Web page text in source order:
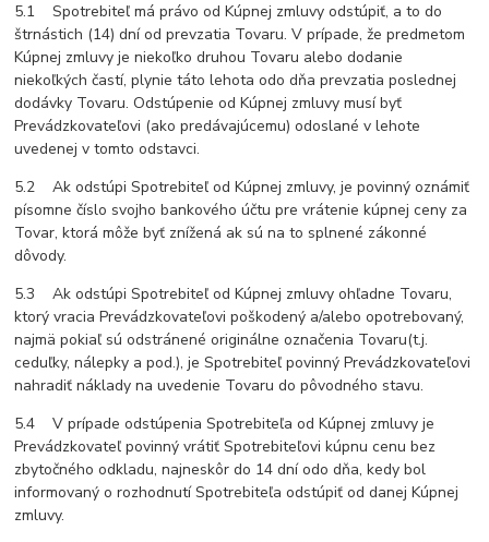
5.1 Spotrebiteľ má právo od Kúpnej zmluvy odstúpiť, a to do
štrnástich (14) dní od prevzatia Tovaru. V prípade, že predmetom
Kúpnej zmluvy je niekoľko druhou Tovaru alebo dodanie
niekoľkých častí, plynie táto lehota odo dňa prevzatia poslednej
dodávky Tovaru. Odstúpenie od Kúpnej zmluvy musí byť
Prevádzkovateľovi (ako predávajúcemu) odoslané v lehote
uvedenej v tomto odstavci.
5.2 Ak odstúpi Spotrebiteľ od Kúpnej zmluvy, je povinný oznámiť
písomne číslo svojho bankového účtu pre vrátenie kúpnej ceny za
Tovar, ktorá môže byť znížená ak sú na to splnené zákonné
dôvody.
5.3 Ak odstúpi Spotrebiteľ od Kúpnej zmluvy ohľadne Tovaru,
ktorý vracia Prevádzkovateľovi poškodený a/alebo opotrebovaný,
najmä pokiaľ sú odstránené originálne označenia Tovaru(t.j.
ceduľky, nálepky a pod.), je Spotrebiteľ povinný Prevádzkovateľovi
nahradiť náklady na uvedenie Tovaru do pôvodného stavu.
5.4 V prípade odstúpenia Spotrebiteľa od Kúpnej zmluvy je
Prevádzkovateľ povinný vrátiť Spotrebiteľovi kúpnu cenu bez
zbytočného odkladu, najneskôr do 14 dní odo dňa, kedy bol
informovaný o rozhodnutí Spotrebiteľa odstúpiť od danej Kúpnej
zmluvy.